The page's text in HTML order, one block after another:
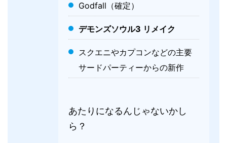
Godfall（確定）
デモンズソウル3 リメイク
スクエニやカプコンなどの主要
サードパーティーからの新作
あたりになるんじゃないかし
ら？